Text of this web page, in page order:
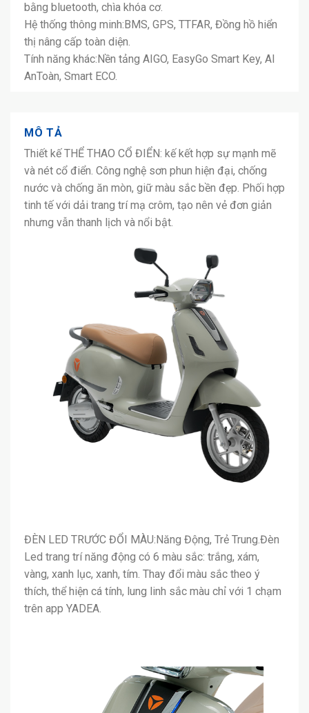
MÔ TẢ
Thiết kế THỂ THAO CỔ ĐIỂN: kế kết hợp sự mạnh mẽ
và nét cổ điển. Công nghệ sơn phun hiện đại, chống
nước và chống ăn mòn, giữ màu sắc bền đẹp. Phối hợp
tinh tế với dải trang trí mạ crôm, tạo nên vẻ đơn giản
nhưng vẫn thanh lịch và nổi bật.
ĐÈN LED TRƯỚC ĐỔI MÀU:Năng Động, Trẻ Trung.Đèn
Led trang trí năng động có 6 màu sắc: trắng, xám,
vàng, xanh lục, xanh, tím. Thay đổi màu sắc theo ý
thích, thể hiện cá tính, lung linh sắc màu chỉ với 1 chạm
trên app YADEA.
bằng bluetooth, chìa khóa cơ.
Hệ thống thông minh:BMS, GPS, TTFAR, Đồng hồ hiển
thị nâng cấp toàn diện.
Tính năng khác:Nền tảng AIGO, EasyGo Smart Key, AI
AnToàn, Smart ECO.